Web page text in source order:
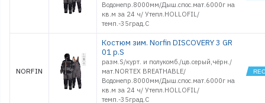
Водонепр.8000мм/Дыш.спос.мат.6000г на
кв.м за 24 ч/ Утепл.HOLLOFIL/
темп.-35град.С
NORFIN
Костюм зим. Norfin DISCOVERY 3 GR
01 р.S
разм.S/курт. и полукомб./цв.серый,чёрн./
мат.NORTEX BREATHABLE/
Водонепр.8000мм/Дыш.спос.мат.6000г на
кв.м за 24 ч/ Утепл.HOLLOFIL/
темп.-35град.С